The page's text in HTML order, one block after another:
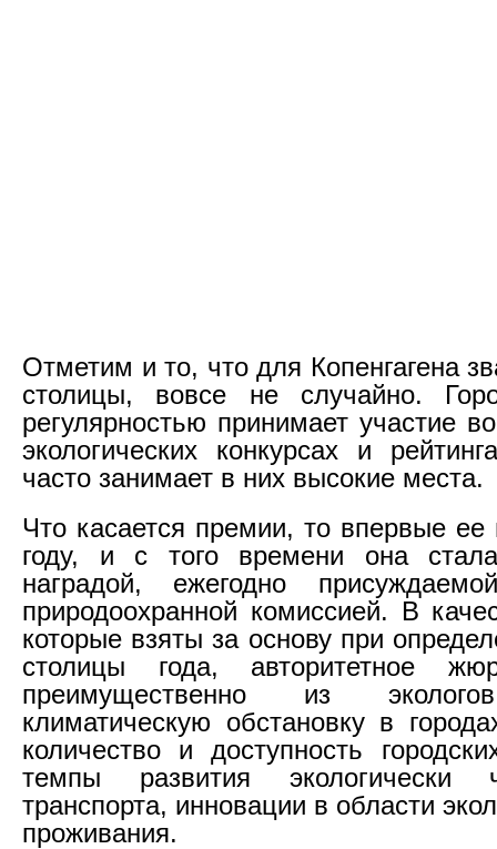
Отметим и то, что для Копенгагена
столицы, вовсе не случайно.
регулярностью принимает участие
экологических конкурсах и
часто занимает в них высокие места.
Что касается премии, то впервые ее
году, и с того времени она
наградой, ежегодно
природоохранной комиссией. В
которые взяты за основу при
столицы года, авторитетное
преимущественно из
климатическую обстановку в
количество и доступность
темпы развития экологически
транспорта, инновации в области
проживания.